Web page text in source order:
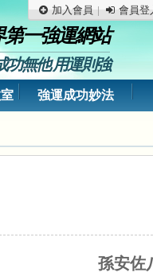
第一強運網站
功無他 用運則強
加入會員 會員登
強運成功妙法
孫安佐